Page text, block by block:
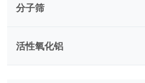
分子筛
活性氧化铝